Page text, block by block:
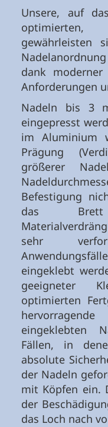
Unsere, auf
optimierten,
gewährleisten
dank moderner
Anforderungen
Nadeln bis 3
eingepresst
im Aluminium
Prägung
größerer
Befestigung
das
sehr
eingeklebt
geeigneter
optimierten
eingeklebten
Fällen, in
absolute
der Nadeln
mit Köpfen ein.
der
das Loch nach